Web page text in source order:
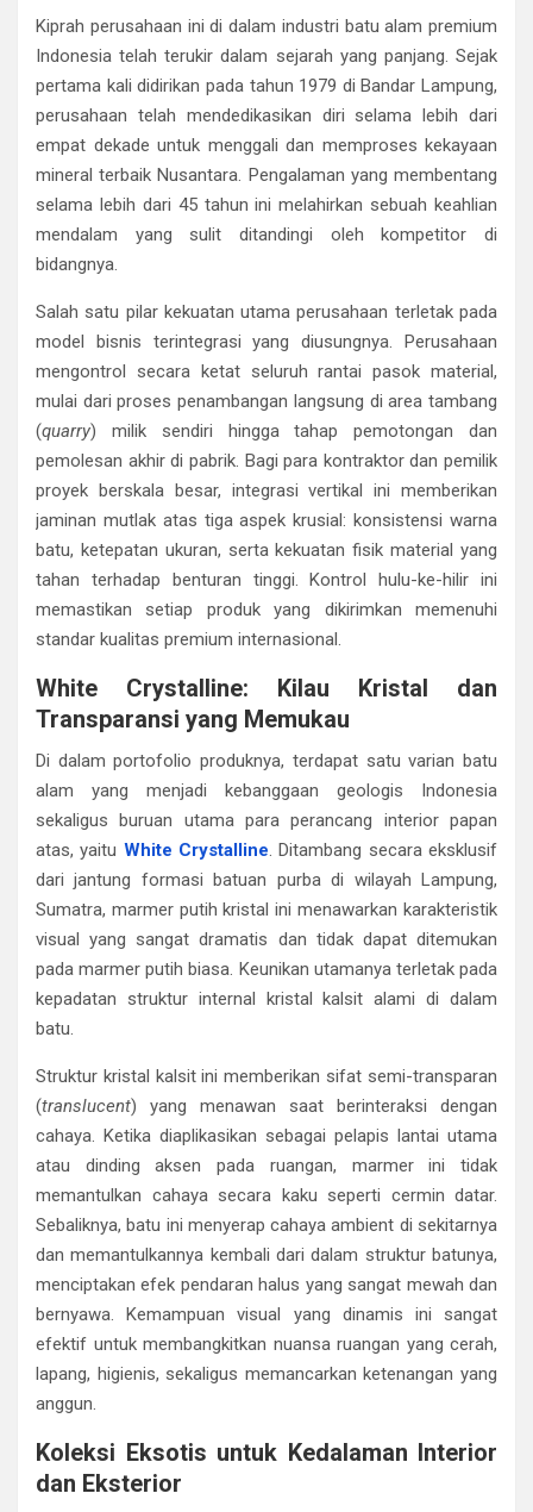
Kiprah perusahaan ini di dalam industri batu alam premium
Indonesia telah terukir dalam sejarah yang panjang. Sejak
pertama kali didirikan pada tahun 1979 di Bandar Lampung,
perusahaan telah mendedikasikan diri selama lebih dari
empat dekade untuk menggali dan memproses kekayaan
mineral terbaik Nusantara. Pengalaman yang membentang
selama lebih dari 45 tahun ini melahirkan sebuah keahlian
mendalam yang sulit ditandingi oleh kompetitor di
bidangnya.
Salah satu pilar kekuatan utama perusahaan terletak pada
model bisnis terintegrasi yang diusungnya. Perusahaan
mengontrol secara ketat seluruh rantai pasok material,
mulai dari proses penambangan langsung di area tambang
(quarry) milik sendiri hingga tahap pemotongan dan
pemolesan akhir di pabrik. Bagi para kontraktor dan pemilik
proyek berskala besar, integrasi vertikal ini memberikan
jaminan mutlak atas tiga aspek krusial: konsistensi warna
batu, ketepatan ukuran, serta kekuatan fisik material yang
tahan terhadap benturan tinggi. Kontrol hulu-ke-hilir ini
memastikan setiap produk yang dikirimkan memenuhi
standar kualitas premium internasional.
White Crystalline: Kilau Kristal dan
Transparansi yang Memukau
Di dalam portofolio produknya, terdapat satu varian batu
alam yang menjadi kebanggaan geologis Indonesia
sekaligus buruan utama para perancang interior papan
atas, yaitu White Crystalline. Ditambang secara eksklusif
dari jantung formasi batuan purba di wilayah Lampung,
Sumatra, marmer putih kristal ini menawarkan karakteristik
visual yang sangat dramatis dan tidak dapat ditemukan
pada marmer putih biasa. Keunikan utamanya terletak pada
kepadatan struktur internal kristal kalsit alami di dalam
batu.
Struktur kristal kalsit ini memberikan sifat semi-transparan
(translucent) yang menawan saat berinteraksi dengan
cahaya. Ketika diaplikasikan sebagai pelapis lantai utama
atau dinding aksen pada ruangan, marmer ini tidak
memantulkan cahaya secara kaku seperti cermin datar.
Sebaliknya, batu ini menyerap cahaya ambient di sekitarnya
dan memantulkannya kembali dari dalam struktur batunya,
menciptakan efek pendaran halus yang sangat mewah dan
bernyawa. Kemampuan visual yang dinamis ini sangat
efektif untuk membangkitkan nuansa ruangan yang cerah,
lapang, higienis, sekaligus memancarkan ketenangan yang
anggun.
Koleksi Eksotis untuk Kedalaman Interior
dan Eksterior